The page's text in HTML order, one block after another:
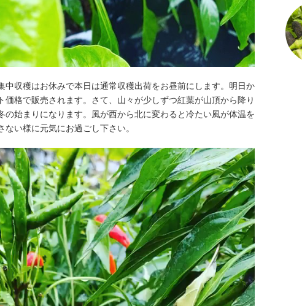
中収穫はお休みで本日は通常収穫出荷をお昼前にします。明日か
価格で販売されます。さて、山々が少しずつ紅葉が山頂から降り
の始まりになります。風が西から北に変わると冷たい風が体温を
い様に元気にお過ごし下さい。